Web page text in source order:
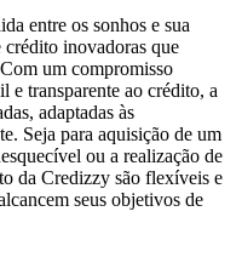
entre os sonhos e sua
crédito inovadoras que
um compromisso
e transparente ao crédito, a
adaptadas às
Seja para aquisição de um
ou a realização de
da Credizzy são flexíveis e
seus objetivos de